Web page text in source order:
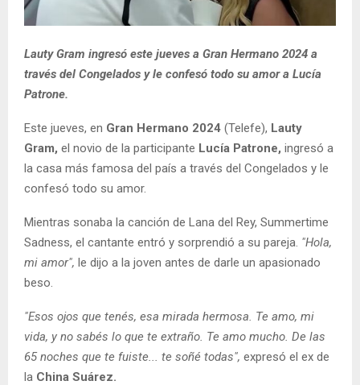
Lauty Gram ingresó este jueves a Gran Hermano 2024 a
través del Congelados y le confesó todo su amor a Lucía
Patrone.
Este jueves, en Gran Hermano 2024 (Telefe), Lauty
Gram, el novio de la participante Lucía Patrone, ingresó a
la casa más famosa del país a través del Congelados y le
confesó todo su amor.
Mientras sonaba la canción de Lana del Rey, Summertime
Sadness, el cantante entró y sorprendió a su pareja. "Hola,
mi amor", le dijo a la joven antes de darle un apasionado
beso.
"Esos ojos que tenés, esa mirada hermosa. Te amo, mi
vida, y no sabés lo que te extraño. Te amo mucho. De las
65 noches que te fuiste... te soñé todas", expresó el ex de
la China Suárez.